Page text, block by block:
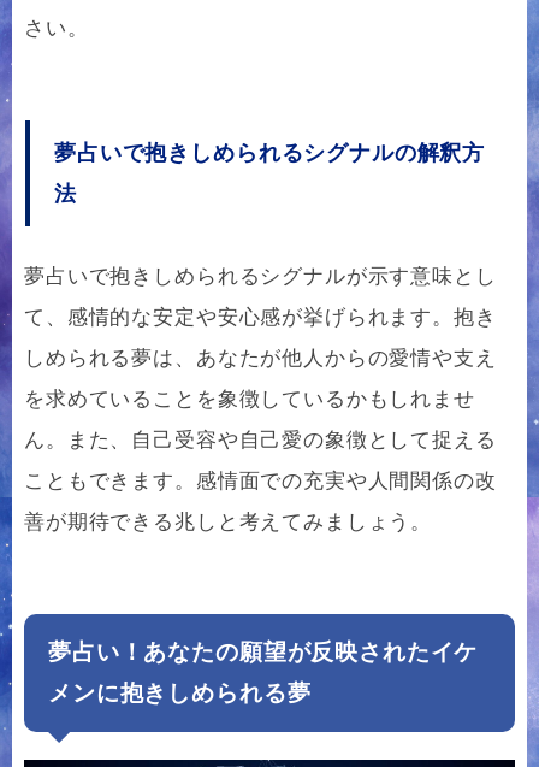
さい。
夢占いで抱きしめられるシグナルの解釈方
法
夢占いで抱きしめられるシグナルが示す意味とし
て、感情的な安定や安心感が挙げられます。抱き
しめられる夢は、あなたが他人からの愛情や支え
を求めていることを象徴しているかもしれませ
ん。また、自己受容や自己愛の象徴として捉える
こともできます。感情面での充実や人間関係の改
善が期待できる兆しと考えてみましょう。
夢占い！あなたの願望が反映されたイケ
メンに抱きしめられる夢